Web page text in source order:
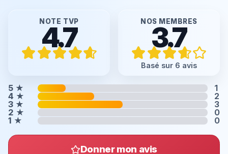
NOTE TVP
4.7 NOS MEMBRES
3.7
Basé sur 6 avis
5 ★
1
4 ★
2
3 ★
3
2 ★
0
1 ★ 0
Donner mon avis